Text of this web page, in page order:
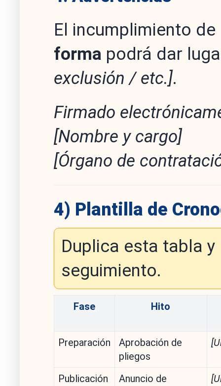
El incumplimiento
forma podrá dar
exclusión / etc.].
Firmado
[Nombre y cargo]
[Órgano de
4) Plantilla de
Duplica esta tabla
seguimiento.
Fase Hito
Preparación
Aprobación de
pliegos
Publicación
Anuncio de